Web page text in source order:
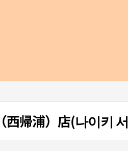
帰浦）店(나이키